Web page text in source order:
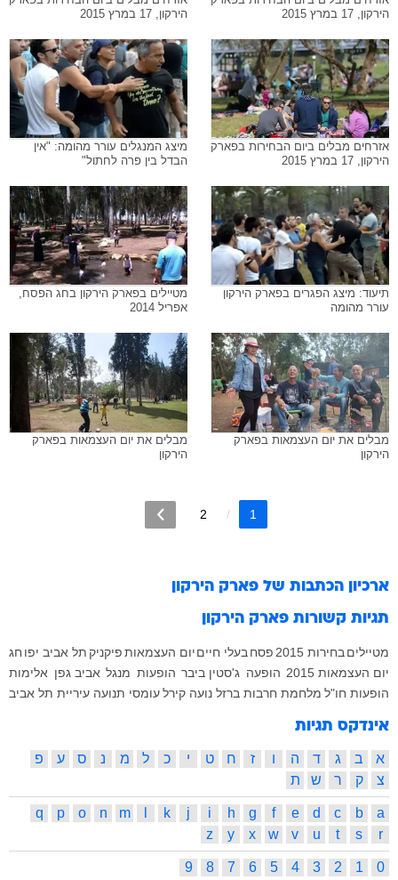
הירקון, 17 במרץ 2015
הירקון, 17 במרץ 2015
אזרחים מבלים ביום הבחירות בפארק
הירקון, 17 במרץ 2015
מיצג המנגלים עורר מהומה: "אין
הבדל בין פרה לחתול"
תיעוד: מיצג הפגרים בפארק הירקון
עורר מהומה
מטיילים בפארק הירקון בחג הפסח,
אפריל 2014
מבלים את יום העצמאות בפארק
הירקון
מבלים את יום העצמאות בפארק
הירקון
1
2
ארכיון הכתבות של פארק הירקון
תגיות קשורות פארק הירקון
מטייליםבחירות 2015 פסחבעלי חייםיום העצמאותפיקניקתל אביב יפו חג
יום העצמאות 2015
הופעה ג'סטין ביבר הופעות מנגל אביב גפן אלימות
הופעות חו"ל מלחמת חרבות ברזל נועה קירל עומסי תנועה עיריית תל אביב
אינדקס תגיות
א ב ג ד ה ו ז ח ט י כ ל מ נ ס ע
פ
צ
ק ר ש ת
a
b
c
d
e
f
g
h
i
j
k
m
n
o
p
q
r
s
t
u
v
w
x
y
z
0
1
2
3
4
5
6
7
8
9